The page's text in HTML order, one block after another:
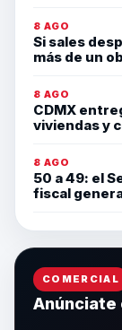
8 AGO
Si sales
más de un
8 AGO
CDMX
viviendas y
8 AGO
50 a 49: el
fiscal
COMERCIAL
Anúnciate